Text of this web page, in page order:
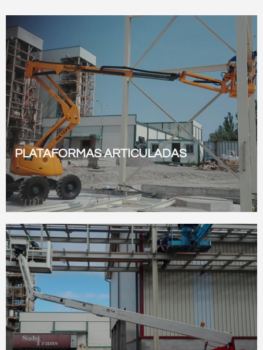
PLATAFORMAS ARTICULADAS
Ver todas